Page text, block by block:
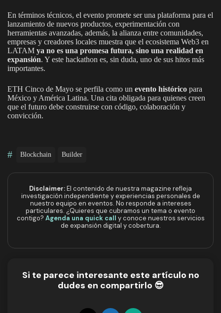
En términos técnicos, el evento promete ser una plataforma para el
lanzamiento de nuevos productos, experimentación con
herramientas avanzadas, además, la alianza entre comunidades,
empresas y creadores locales muestra que el ecosistema Web3 en
LATAM ya no es una promesa futura, sino una realidad en
expansión. Y este hackathon es, sin duda, uno de sus hitos más
importantes.
ETH Cinco de Mayo se perfila como un evento histórico para
México y América Latina. Una cita obligada para quienes creen
que el futuro debe construirse con código, colaboración y
convicción.
# Blockchain Builder
Disclaimer:El contenido de nuestra magazine refleja
investigación independiente y experiencias personales de
nuestro equipo en eventos. No responde a intereses
particulares. ¿Quieres que cubramos un tema o evento
contigo? Agenda una quick call y conoce nuestros servicios
de expansión digital y cobertura.
Si te parece interesante este artículo no
dudes en compartirlo 😎